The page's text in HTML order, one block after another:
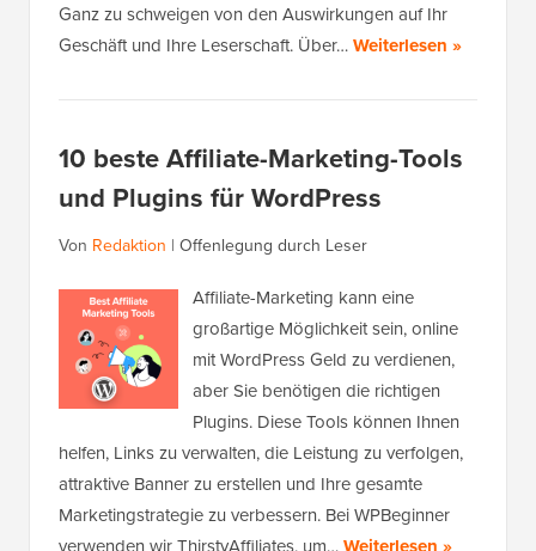
Ganz zu schweigen von den Auswirkungen auf Ihr
Geschäft und Ihre Leserschaft. Über…Weiterlesen »
10 beste Affiliate-Marketing-Tools
und Plugins für WordPress
Von Redaktion | Offenlegung durch Leser
Affiliate-Marketing kann eine
großartige Möglichkeit sein, online
mit WordPress Geld zu verdienen,
aber Sie benötigen die richtigen
Plugins. Diese Tools können Ihnen
helfen, Links zu verwalten, die Leistung zu verfolgen,
attraktive Banner zu erstellen und Ihre gesamte
Marketingstrategie zu verbessern. Bei WPBeginner
verwenden wir ThirstyAffiliates, um…